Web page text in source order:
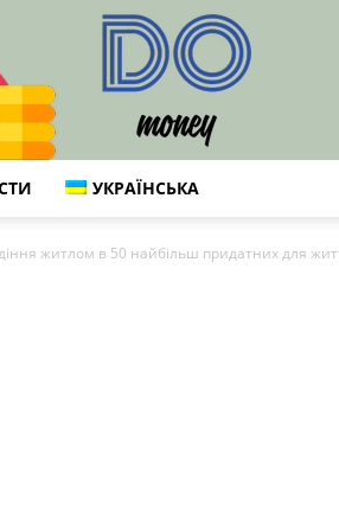
УКРАЇНСЬКА
житлом в 50 найбільш придатних для